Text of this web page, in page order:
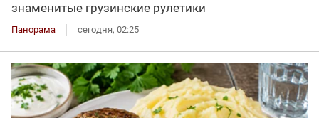
знаменитые грузинские рулетики
Панорама сегодня, 02:25